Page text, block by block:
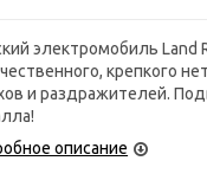
электромобиль Land
крепкого
и раздражителей.
описание